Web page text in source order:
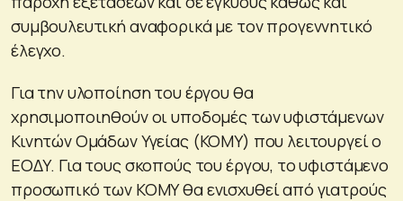
συμβουλευτική αναφορικά με τον προγεννητικό
έλεγχο.
Για την υλοποίηση του έργου θα
χρησιμοποιηθούν οι υποδομές των υφιστάμενων
Κινητών Ομάδων Υγείας (ΚΟΜΥ) που λειτουργεί ο
ΕΟΔΥ. Για τους σκοπούς του έργου, το υφιστάμενο
προσωπικό των ΚΟΜΥ θα ενισχυθεί από γιατρούς